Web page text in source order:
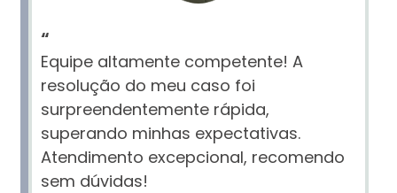
“
Equipe altamente competente! A
resolução do meu caso foi
surpreendentemente rápida,
superando minhas expectativas.
Atendimento excepcional, recomendo
sem dúvidas!